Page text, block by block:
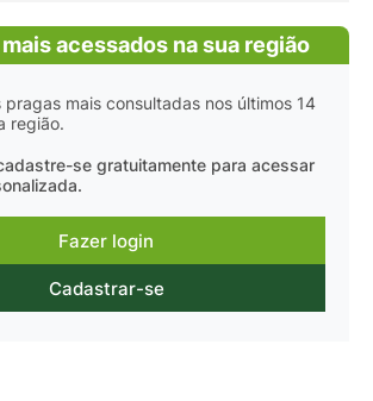
acessados na sua região
pragas mais consultadas nos últimos 14
região.
se gratuitamente para acessar
Fazer login
Cadastrar-se